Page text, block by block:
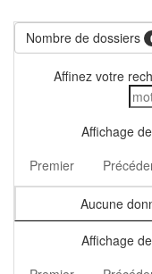
Nombre de dossiers
Affinez votre
Affichage
Premier
Aucune
Affichage